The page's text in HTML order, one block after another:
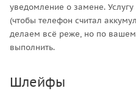
уведомление о замене.
(чтобы телефон считал
делаем всё реже, но по
выполнить.
Шлейфы